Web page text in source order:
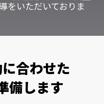
をいただいておりま
合わせた
備します